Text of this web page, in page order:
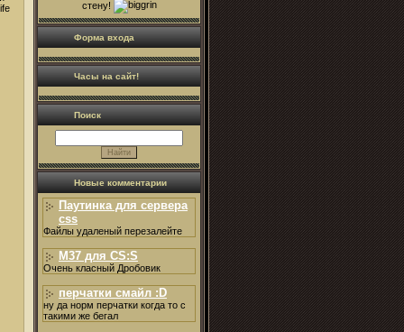
стену!
Форма входа
Часы на сайт!
Поиск
Новые комментарии
Паутинка для сервера
css
Файлы удаленый перезалейте
M37 для CS:S
Очень класный Дробовик
перчатки смайл :D
ну да норм перчатки когда то с
такими же бегал